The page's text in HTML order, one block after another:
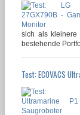
sich als kleinere
bestehende
Test: ECOVACS